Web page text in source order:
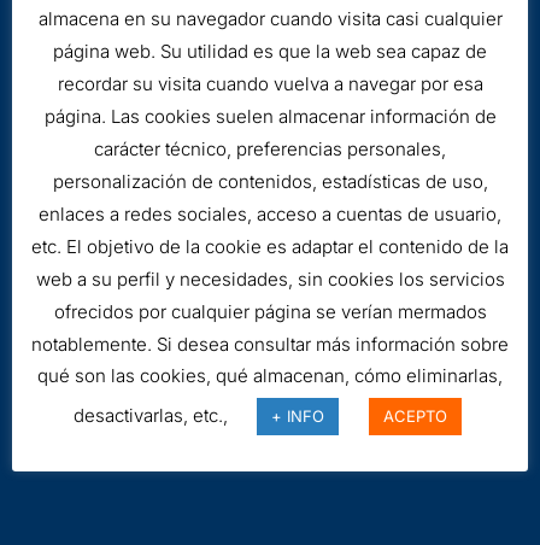
Aviso legal
almacena en su navegador cuando visita casi cualquier
página web. Su utilidad es que la web sea capaz de
recordar su visita cuando vuelva a navegar por esa
página. Las cookies suelen almacenar información de
carácter técnico, preferencias personales,
personalización de contenidos, estadísticas de uso,
enlaces a redes sociales, acceso a cuentas de usuario,
etc. El objetivo de la cookie es adaptar el contenido de la
web a su perfil y necesidades, sin cookies los servicios
ofrecidos por cualquier página se verían mermados
notablemente. Si desea consultar más información sobre
qué son las cookies, qué almacenan, cómo eliminarlas,
desactivarlas, etc.,
+ INFO ACEPTO